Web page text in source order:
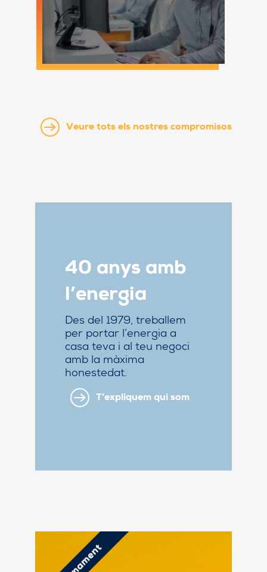
Veure tots els nostres compromisos
40 anys amb
l’energia
Des del 1979, treballem
per portar l’energia a
casa teva i al teu negoci
amb la màxima
honestedat.
T’expliquem qui som